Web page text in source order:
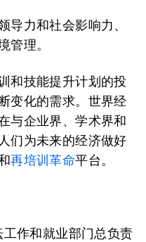
导力和社会影响力、
管理。
和技能提升计划的投
变化的需求。世界经
与企业界、学术界和
们为未来的经济做好
再培训革命平台。
作和就业部门总负责